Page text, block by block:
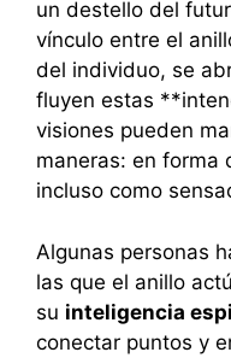
un destello del
vínculo entre el
del individuo, se
fluyen estas
visiones pueden
maneras: en forma
incluso como
Algunas personas
las que el anillo
su inteligencia
conectar puntos y